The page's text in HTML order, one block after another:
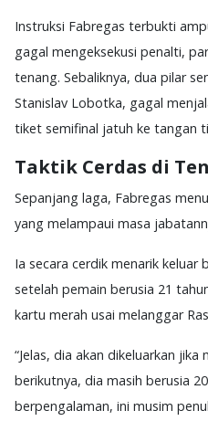
Instruksi Fabregas terbukti
gagal mengeksekusi penalti,
tenang. Sebaliknya, dua pilar
Stanislav Lobotka, gagal
tiket semifinal jatuh ke tangan
Taktik Cerdas di
Sepanjang laga, Fabregas
yang melampaui masa
Ia secara cerdik menarik keluar
setelah pemain berusia 21
kartu merah usai melanggar
“Jelas, dia akan dikeluarkan
berikutnya, dia masih berusia
berpengalaman, ini musim